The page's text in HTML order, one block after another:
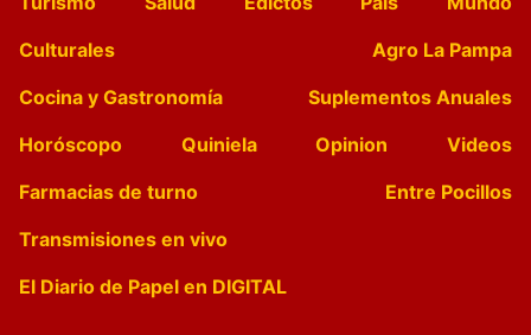
Culturales
Agro La Pampa
Cocina y Gastronomía
Suplementos Anuales
Horóscopo
Quiniela Opinion
Videos
Farmacias de turno
Entre Pocillos
Transmisiones en vivo
El Diario de Papel en DIGITAL